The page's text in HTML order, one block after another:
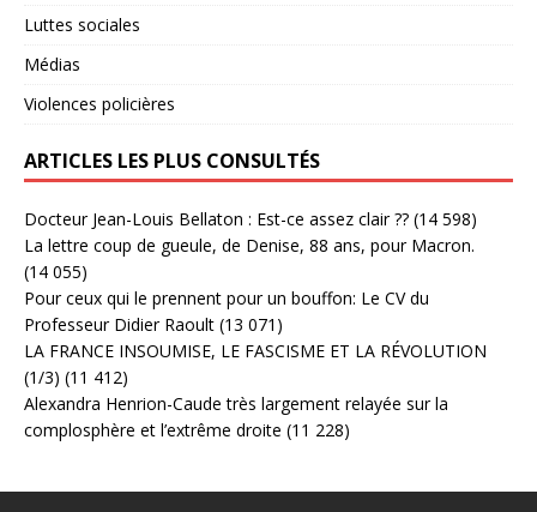
Luttes sociales
Médias
Violences policières
ARTICLES LES PLUS CONSULTÉS
Docteur Jean-Louis Bellaton : Est-ce assez clair ?? (14 598)
La lettre coup de gueule, de Denise, 88 ans, pour Macron.
(14 055)
Pour ceux qui le prennent pour un bouffon: Le CV du
Professeur Didier Raoult (13 071)
LA FRANCE INSOUMISE, LE FASCISME ET LA RÉVOLUTION
(1/3) (11 412)
Alexandra Henrion-Caude très largement relayée sur la
complosphère et l’extrême droite (11 228)